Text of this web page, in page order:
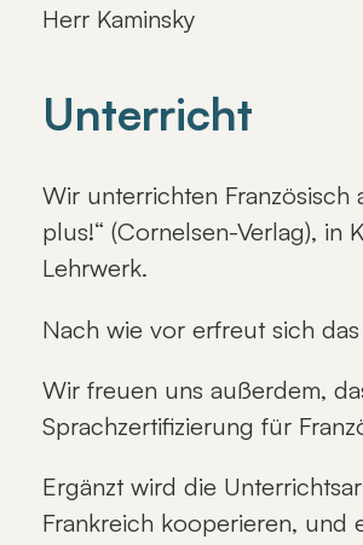
Herr Kaminsky
Unterricht
Wir unterrichten Französisch
plus!“ (Cornelsen-Verlag), in
Lehrwerk.
Nach wie vor erfreut sich
Wir freuen uns außerdem,
Sprachzertifizierung für
Ergänzt wird die
Frankreich kooperieren, und